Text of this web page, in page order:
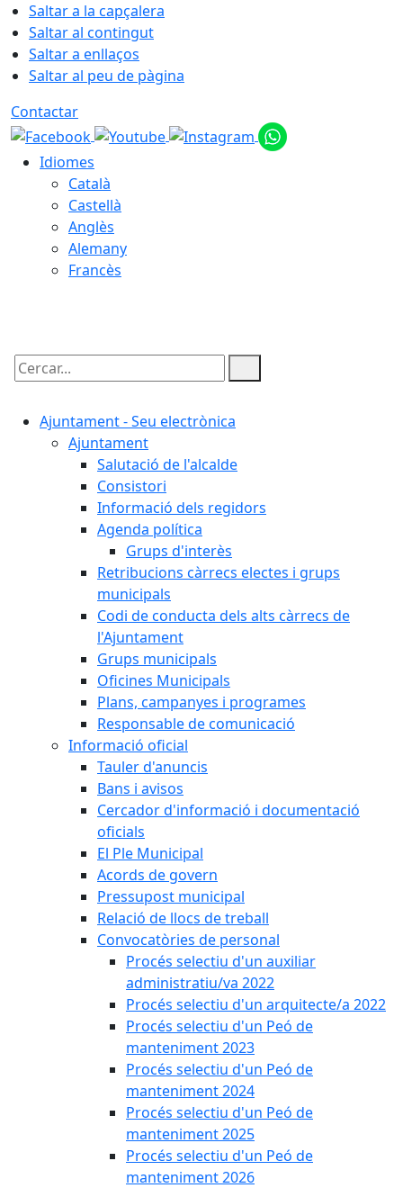
Saltar a la capçalera
Saltar al contingut
Saltar a enllaços
Saltar al peu de pàgina
Contactar
Idiomes
Català
Castellà
Anglès
Alemany
Francès
Cercar:
Ajuntament - Seu electrònica
Ajuntament
Salutació de l'alcalde
Consistori
Informació dels regidors
Agenda política
Grups d'interès
Retribucions càrrecs electes i grups
municipals
Codi de conducta dels alts càrrecs de
l'Ajuntament
Grups municipals
Oficines Municipals
Plans, campanyes i programes
Responsable de comunicació
Informació oficial
Tauler d'anuncis
Bans i avisos
Cercador d'informació i documentació
oficials
El Ple Municipal
Acords de govern
Pressupost municipal
Relació de llocs de treball
Convocatòries de personal
Procés selectiu d'un auxiliar
administratiu/va 2022
Procés selectiu d'un arquitecte/a 2022
Procés selectiu d'un Peó de
manteniment 2023
Procés selectiu d'un Peó de
manteniment 2024
Procés selectiu d'un Peó de
manteniment 2025
Procés selectiu d'un Peó de
manteniment 2026